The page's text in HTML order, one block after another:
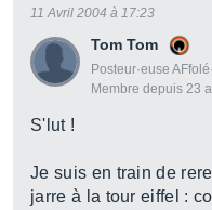
Tom Tom
Posteur·euse
Membre depuis 23
11 Avril 2004 à 17:23
S'lut !
Je suis en train de
jarre à la tour eiffel :